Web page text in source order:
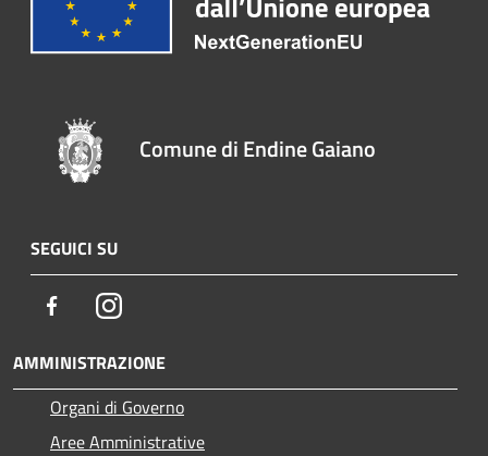
Comune di Endine Gaiano
SEGUICI SU
FacebookInstagram
AMMINISTRAZIONE
Organi di Governo
Aree Amministrative